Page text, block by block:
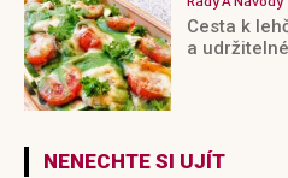
Cesta k
a
NENECHTE SI UJÍT